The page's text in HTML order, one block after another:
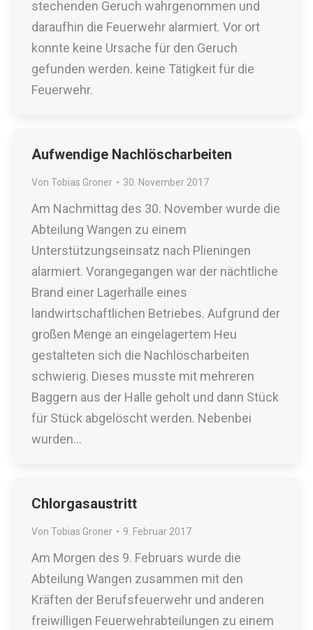
stechenden Geruch wahrgenommen und
daraufhin die Feuerwehr alarmiert. Vor ort
konnte keine Ursache für den Geruch
gefunden werden. keine Tätigkeit für die
Feuerwehr.
Aufwendige Nachlöscharbeiten
Von Tobias Groner 30. November 2017
Am Nachmittag des 30. November wurde die
Abteilung Wangen zu einem
Unterstützungseinsatz nach Plieningen
alarmiert. Vorangegangen war der nächtliche
Brand einer Lagerhalle eines
landwirtschaftlichen Betriebes. Aufgrund der
großen Menge an eingelagertem Heu
gestalteten sich die Nachlöscharbeiten
schwierig. Dieses musste mit mehreren
Baggern aus der Halle geholt und dann Stück
für Stück abgelöscht werden. Nebenbei
wurden…
Chlorgasaustritt
Von Tobias Groner 9. Februar 2017
Am Morgen des 9. Februars wurde die
Abteilung Wangen zusammen mit den
Kräften der Berufsfeuerwehr und anderen
freiwilligen Feuerwehrabteilungen zu einem